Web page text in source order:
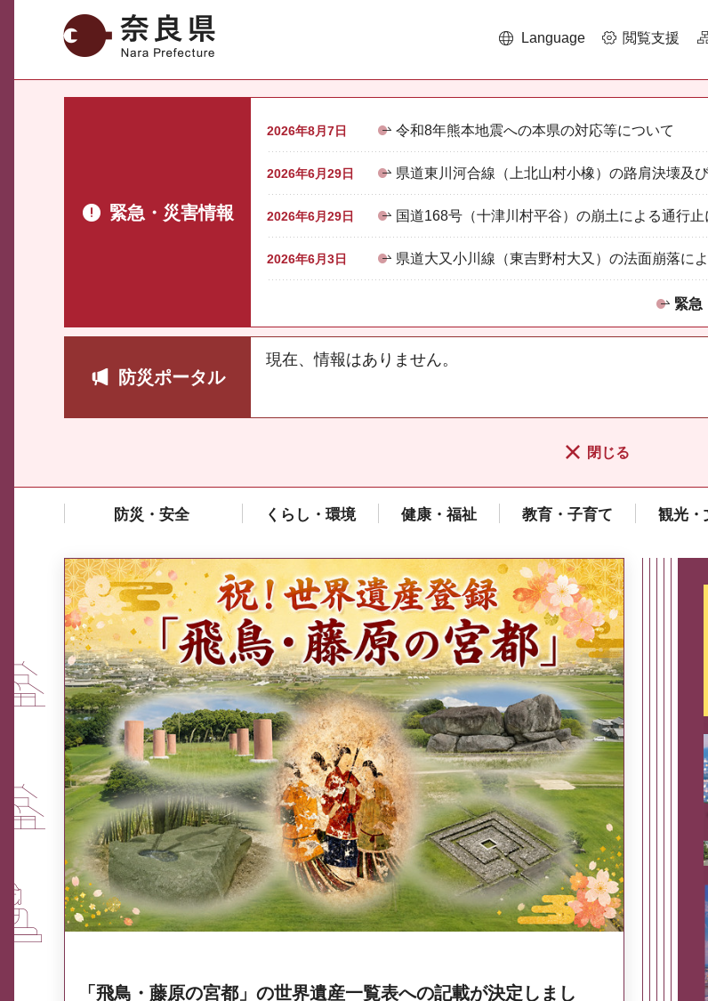
奈良県 Language 閲覧支援
緊急・災害情報
2026年8月7日 令和8年熊本地震への本県の対応等について
2026年6月29日 県道東川河合線（上北山村小橡）の路肩決壊及
2026年6月29日 国道168号（十津川村平谷）の崩土による通行
2026年6月3日 県道大又小川線（東吉野村大又）の法面崩落に
緊急
防災ポータル
現在、情報はありません。
閉じる
防災・安全 くらし・環境 健康・福祉 教育・子育て 観光・
「飛鳥・藤原の宮都」の世界遺産一覧表への記載が決定しまし
中東情勢や原油価格上昇の影響
を受ける中小企業向け相談窓口
について
ふるさと納税なら、奈良
県広報誌「県民だより奈良」
2026年8月号
奈良県政策集